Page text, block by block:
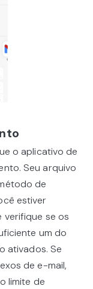
o aplicativo de
Seu arquivo
de
estiver
verifique se os
um do
ativados. Se
de e-mail,
limite de